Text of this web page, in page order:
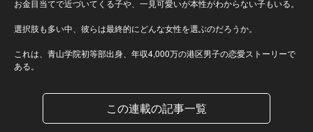
お金目当てで近づいてくる子や、一見可愛いが本性がわからない子もいる。
選択肢も多い中、彼らは最終的にどんな女性を選ぶのだろうか。
これは、青山学院初等部出身、年収4,000万の港区男子の恋愛ストーリーで
ある。
この連載の記事一覧